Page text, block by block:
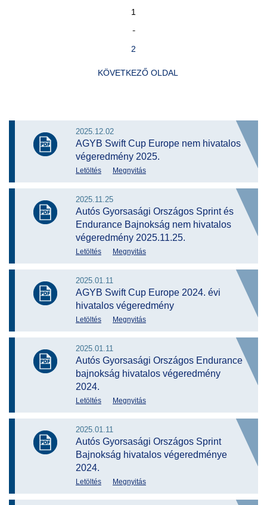
1
-
2
KÖVETKEZŐ OLDAL
2025.12.02
AGYB Swift Cup Europe nem hivatalos
végeredmény 2025.
Letöltés Megnyitás
2025.11.25
Autós Gyorsasági Országos Sprint és
Endurance Bajnokság nem hivatalos
végeredmény 2025.11.25.
Letöltés Megnyitás
2025.01.11
AGYB Swift Cup Europe 2024. évi
hivatalos végeredmény
Letöltés Megnyitás
2025.01.11
Autós Gyorsasági Országos Endurance
bajnokság hivatalos végeredmény
2024.
Letöltés Megnyitás
2025.01.11
Autós Gyorsasági Országos Sprint
Bajnokság hivatalos végeredménye
2024.
Letöltés Megnyitás